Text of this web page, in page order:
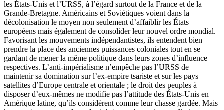
les États-Unis et l’URSS, à l’égard surtout de la France et de la
Grande-Bretagne. Américains et Soviétiques voient dans la
décolonisation le moyen non seulement d’affaiblir les États
européens mais également de consolider leur nouvel ordre mondial.
Favorisant les mouvements indépendantistes, ils entendent bien
prendre la place des anciennes puissances coloniales tout en se
gardant de mener la même politique dans leurs zones d’influence
respectives. L’anti-impérialisme n’empêche pas l’URSS de
maintenir sa domination sur l’ex-empire tsariste et sur les pays
satellites d’Europe centrale et orientale ; le droit des peuples à
disposer d’eux-mêmes ne modifie pas l’attitude des États-Unis en
Amérique latine, qu’ils considèrent comme leur chasse gardée. Mais